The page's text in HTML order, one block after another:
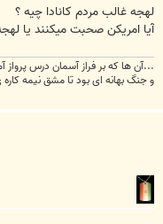
لهجه غالب مردم كانادا چيه ؟
آيا امريكن صحبت ميكنند يا
...آن ها که بر فراز آسمان درس
و جنگ بهانه ای بود تا مشق نیمه